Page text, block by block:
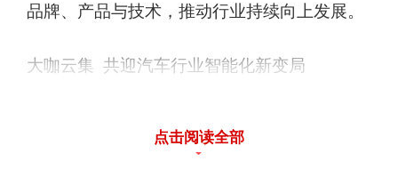
品牌、产品与技术，推动行业持续向上发展。
大咖云集 共迎汽车行业智能化新变局
国国际贸易促进委员会汽车行业分会会长、中
点击阅读全部